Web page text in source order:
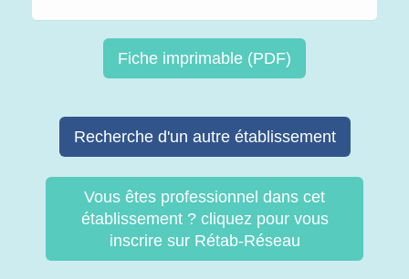
Fiche imprimable (PDF)
Recherche d'un autre établissement
Vous êtes professionnel dans cet
établissement ? cliquez pour vous
inscrire sur Rétab-Réseau